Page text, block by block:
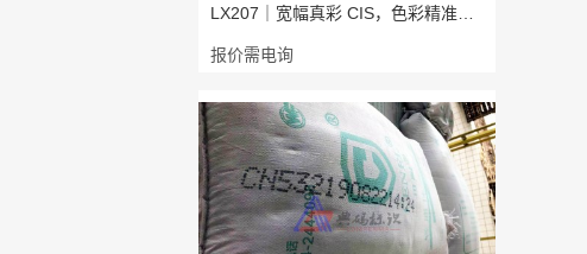
报价需电询